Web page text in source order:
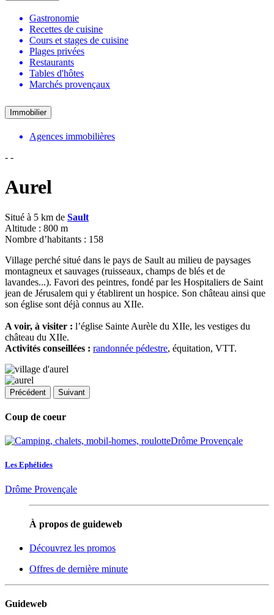
Gastronomie
Recettes de cuisine
Cours et stages de cuisine
Plages privées
Restaurants
Tables d'hôtes
Marchés provençaux
Immobilier
Agences immobilières
- -
Aurel
Situé à 5 km de Sault
Altitude : 800 m
Nombre d’habitants : 158
Village perché situé dans le pays de Sault au milieu de paysages
montagneux et sauvages (ruisseaux, champs de blés et de
lavandes...). Favori des peintres, fondé par les Hospitaliers de Saint
jean de Jérusalem qui y établirent un hospice. Son château ainsi que
son église sont déjà connus au XIIe.
A voir, à visiter : l’église Sainte Aurèle du XIIe, les vestiges du
château du XIIe.
Activités conseillées : randonnée pédestre, équitation, VTT.
Précédent Suivant
Coup de coeur
Les Ephélides
Drôme Provençale
À propos de guideweb
Découvrez les promos
Offres de dernière minute
Guideweb